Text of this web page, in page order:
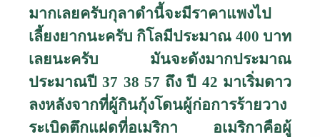
มากเลยครับกุลาดำนี้จะมีราคาแพงไป
เลี้ยงยากนะครับ กิโลมีประมาณ 400 บาท
เลยนะครับ มันจะดังมากประมาณ
ประมาณปี37 38 57 ถึง ปี 42 มาเริ่มดาว
ลงหลังจากที่ผู้กินกุ้งโดนผู้ก่อการร้ายวาง
ระเบิดตึกแฝดที่อเมริกา อเมริกาคือผู้